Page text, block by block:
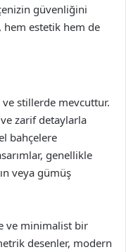
güvenliğini
hem estetik hem de
ve stillerde mevcuttur.
zarif detaylarla
bahçelere
genellikle
veya gümüş
ve minimalist bir
desenler, modern